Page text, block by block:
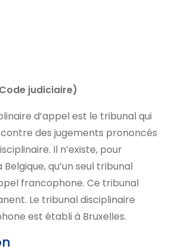
judiciaire)
d’appel est le tribunal qui
des jugements prononcés
Il n’existe, pour
qu’un seul tribunal
francophone. Ce tribunal
Le tribunal disciplinaire
est établi à Bruxelles.